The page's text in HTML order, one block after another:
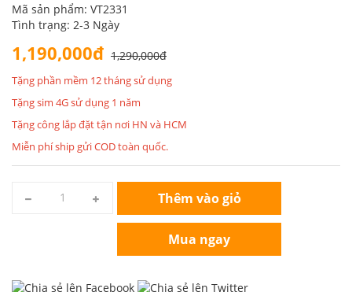
Mã sản phẩm: VT2331
Tình trạng: 2-3 Ngày
1,190,000đ 1,290,000đ
Tặng phần mềm 12 tháng sử dụng
Tặng sim 4G sử dụng 1 năm
Tặng công lắp đặt tận nơi HN và HCM
Miễn phí ship gửi COD toàn quốc.
Thêm vào giỏ
Mua ngay